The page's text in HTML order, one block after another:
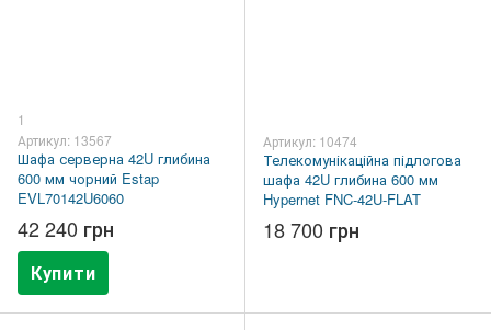
1
Артикул: 13567
Шафа серверна 42U глибина
600 мм чорний Estap
EVL70142U6060
42 240 грн
Купити
Артикул: 10474
Телекомунікаційна підлогова
шафа 42U глибина 600 мм
Hypernet FNC-42U-FLAT
18 700 грн